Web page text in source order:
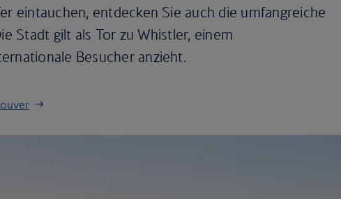
eintauchen, entdecken Sie auch die umfangreiche
Stadt gilt als Tor zu Whistler, einem
Besucher anzieht.